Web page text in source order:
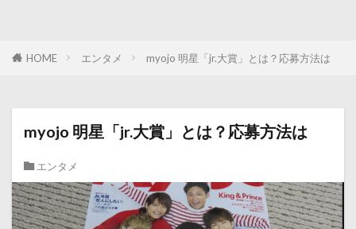
HOME エンタメ myojo 明星「jr.大賞」とは？応募方法は
myojo 明星「jr.大賞」とは？応募方法は
エンタメ